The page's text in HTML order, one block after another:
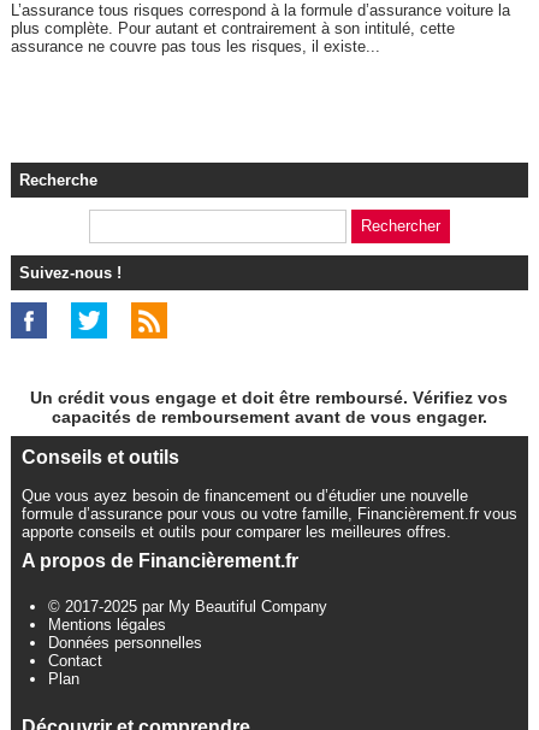
L’assurance tous risques correspond à la formule d’assurance voiture la
plus complète. Pour autant et contrairement à son intitulé, cette
assurance ne couvre pas tous les risques, il existe...
Recherche
Suivez-nous !
Un crédit vous engage et doit être remboursé. Vérifiez vos
capacités de remboursement avant de vous engager.
Conseils et outils
Que vous ayez besoin de financement ou d’étudier une nouvelle
formule d’assurance pour vous ou votre famille, Financièrement.fr vous
apporte conseils et outils pour comparer les meilleures offres.
A propos de Financièrement.fr
© 2017-2025 par My Beautiful Company
Mentions légales
Données personnelles
Contact
Plan